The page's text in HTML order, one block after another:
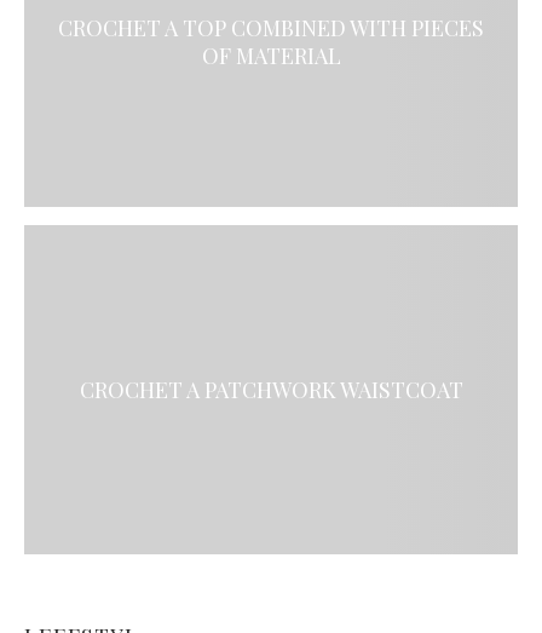
CROCHET A TOP COMBINED WITH PIECES
OF MATERIAL
CROCHET A PATCHWORK WAISTCOAT